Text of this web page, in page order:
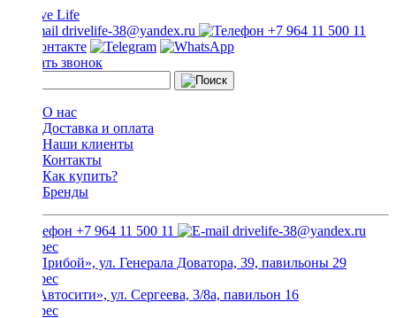
drivelife-38@yandex.ru +7 964 11 500 11
Заказать звонок
О нас
Доставка и оплата
Наши клиенты
Контакты
Как купить?
Бренды
+7 964 11 500 11 drivelife-38@yandex.ru
ТЦ «Прибой», ул. Генерала Доватора, 39, павильоны 29
ТЦ «Автосити», ул. Сергеева, 3/8а, павильон 16